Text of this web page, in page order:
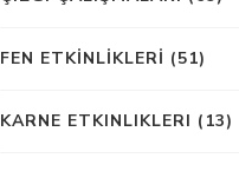
FEN ETKİNLİKLERİ (51)
KARNE ETKINLIKLERI (13)